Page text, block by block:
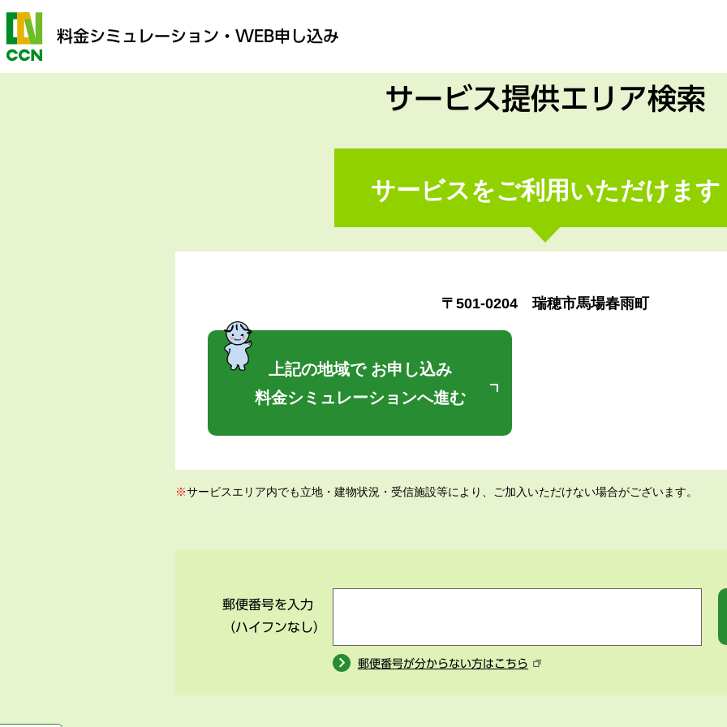
料金シミュレーション ・WEB申し込み
サービス提供エリア検索
サービスをご利用いただけます
〒501-0204 瑞穂市馬場春雨町
上記の地域で お申し込み
料金シミュレーションへ進む
※サービスエリア内でも立地・建物状況・受信施設等により、ご加入いただけない場合がございます。
郵便番号を入力
（ハイフンなし）
郵便番号が分からない方はこちら